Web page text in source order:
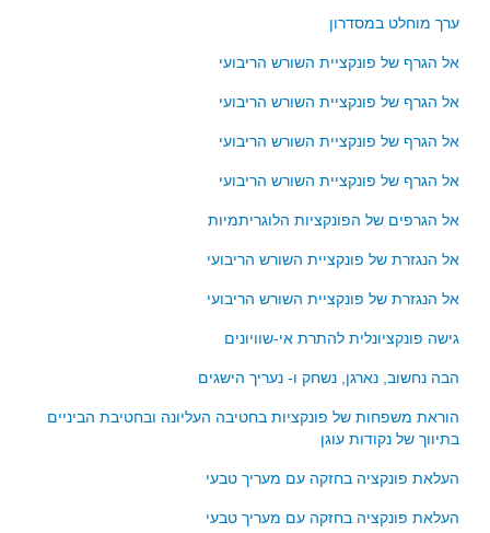
פונקציות
חדו"א
סדרות
בעיות מילוליות
פונקציות וחדו"א
חוקיות והפונקציה
פונקצית הישר
פונקציה ריבועית
פונקצית הערך המוחלט
פונקצית השורש
ערך מוחלט במסדרון
אל הגרף של פונקציית השורש הריבועי
אל הגרף של פונקציית השורש הריבועי
אל הגרף של פונקציית השורש הריבועי
אל הגרף של פונקציית השורש הריבועי
אל הגרפים של הפונקציות הלוגריתמיות
אל הנגזרת של פונקציית השורש הריבועי
אל הנגזרת של פונקציית השורש הריבועי
גישה פונקציונלית להתרת אי-שוויונים
הבה נחשוב, נארגן, נשחק ו- נעריך הישגים
הוראת משפחות של פונקציות בחטיבה העליונה ובחטיבת הביניים
בתיווך של נקודות עוגן
העלאת פונקציה בחזקה עם מעריך טבעי
העלאת פונקציה בחזקה עם מעריך טבעי